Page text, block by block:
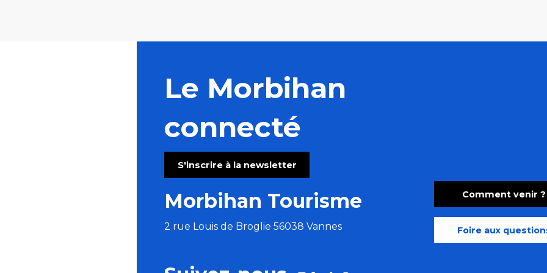
Le Morbihan
connecté
S'inscrire à la newsletter
Morbihan Tourisme
2 rue Louis de Broglie 56038 Vannes
Comment venir ?
Foire aux